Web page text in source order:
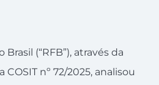
(“RFB”), através da
nº 72/2025, analisou